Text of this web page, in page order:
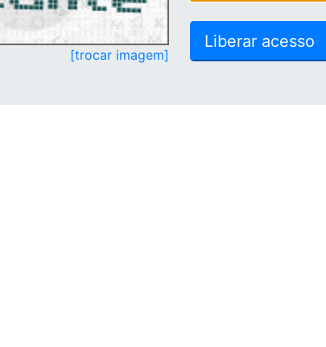
[trocar imagem]